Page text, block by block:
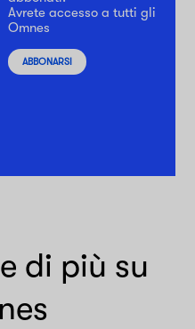
Avrete accesso a tutti gli
Omnes
ABBONARSI
di più su